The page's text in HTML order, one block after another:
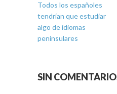
Todos los españoles
tendrían que estudiar
algo de idiomas
peninsulares
SIN